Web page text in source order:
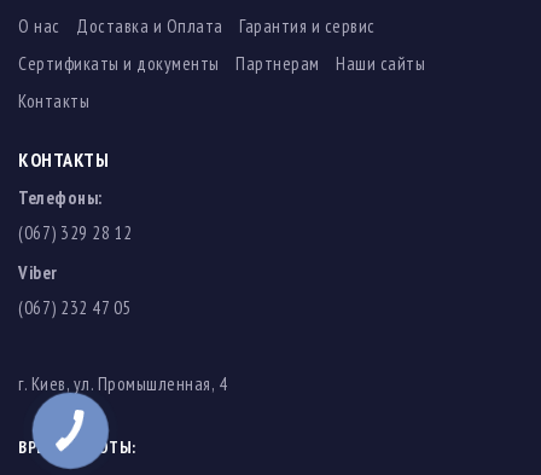
О нас Доставка и Оплата
Гарантия и сервис
Сертификаты и документы
Партнерам
Наши сайты
Контакты
КОНТАКТЫ
Телефоны:
(067) 329 28 12
Viber
(067) 232 47 05
г. Киев, ул. Промышленная, 4
ВРЕМЯ РАБОТЫ: